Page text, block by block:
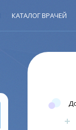
КАТАЛОГ ВРАЧЕЙ